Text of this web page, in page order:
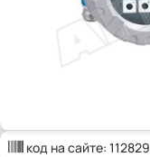
код на сайте: 112829